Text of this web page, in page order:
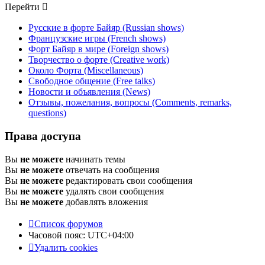
Перейти
Русские в форте Байяр (Russian shows)
Французские игры (French shows)
Форт Байяр в мире (Foreign shows)
Творчество о форте (Creative work)
Около Форта (Miscellaneous)
Свободное общение (Free talks)
Новости и объявления (News)
Отзывы, пожелания, вопросы (Comments, remarks,
questions)
Права доступа
Вы не можете начинать темы
Вы не можете отвечать на сообщения
Вы не можете редактировать свои сообщения
Вы не можете удалять свои сообщения
Вы не можете добавлять вложения
Список форумов
Часовой пояс: UTC+04:00
Удалить cookies